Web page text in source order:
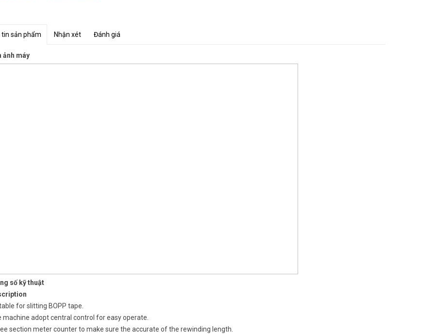
sản phẩm Nhận xét Đánh giá
ảnh máy
số kỹ thuật
for slitting BOPP tape.
machine adopt central control for easy operate.
section meter counter to make sure the accurate of the rewinding length.